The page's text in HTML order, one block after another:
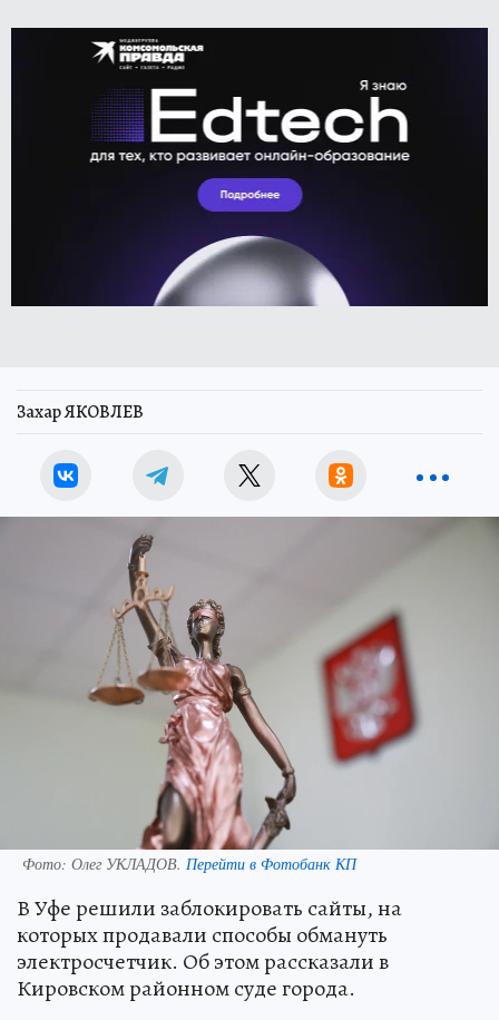
Захар ЯКОВЛЕВ
Фото: Олег УКЛАДОВ. Перейти в Фотобанк КП
В Уфе решили заблокировать сайты, на
которых продавали способы обмануть
электросчетчик. Об этом рассказали в
Кировском районном суде города.